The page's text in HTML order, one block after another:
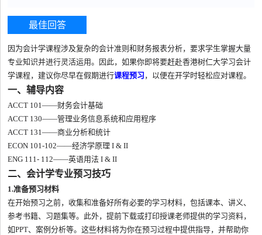
最佳回答
因为会计学课程涉及复杂的会计准则和财务报表分析，要求学生掌握大量
专业知识并进行灵活运用。因此，如果你即将要赶赴香港树仁大学习会计
学课程，建议你尽早在假期进行课程预习 ，以便在开学时轻松应对课程。
一、辅导内容
ACCT 101——财务会计基础
ACCT 130——管理业务信息系统和应用程序
ACCT 131——商业分析和统计
ECON 101-102——经济学原理 I & II
ENG 111- 112——英语用法 I & II
二、会计学专业预习技巧
1.准备预习材料
在开始预习之前，收集和准备好所有必要的学习材料，包括课本、讲义、
参考书籍、习题集等。此外，提前下载或打印授课老师提供的学习资料，
如PPT、案例分析等。这些材料将为你在预习过程中提供指导，并帮助你